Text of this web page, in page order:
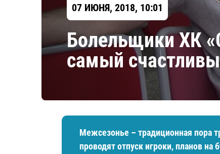
07 ИЮНЯ, 2018, 10:01
Болельщики ХК
самый
Межсезонье – традиционная пора
проводят отпуск игроки, планов